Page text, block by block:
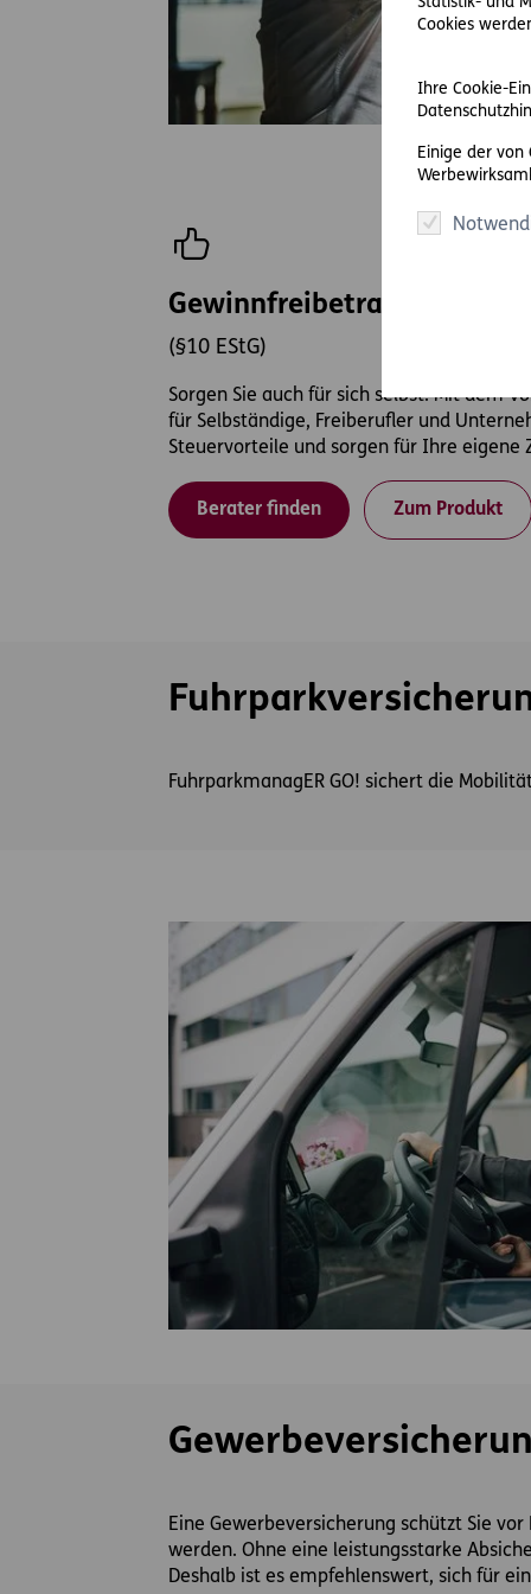
Cookies
Ihre Cookie-
Einige der von
Gewinnfreibetragspension
(§10 EStG)
Sorgen Sie auch für sich selbst. Mit dem
für Selbständige, Freiberufler und
Steuervorteile und sorgen für Ihre eigene
Berater finden Zum Produkt
FuhrparkmanagER GO! sichert die
Eine Gewerbeversicherung schützt Sie
werden. Ohne eine leistungsstarke
Deshalb ist es empfehlenswert, sich für